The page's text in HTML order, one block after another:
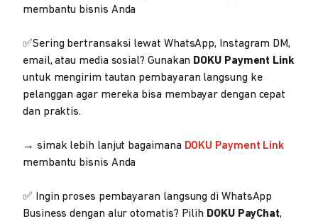
membantu bisnis Anda
✅Sering bertransaksi lewat WhatsApp, Instagram DM,
email, atau media sosial? Gunakan DOKU Payment Link
untuk mengirim tautan pembayaran langsung ke
pelanggan agar mereka bisa membayar dengan cepat
dan praktis.
→ simak lebih lanjut bagaimana DOKU Payment Link
membantu bisnis Anda
✅ Ingin proses pembayaran langsung di WhatsApp
Business dengan alur otomatis? Pilih DOKU PayChat,